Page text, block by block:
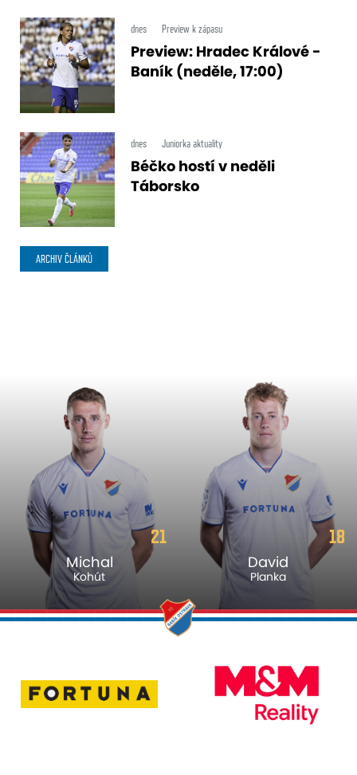
dnes Preview k zápasu
Preview: Hradec Králové -
Baník (neděle, 17:00)
dnes Juniorka aktuality
Béčko hostí v neděli
Táborsko
ARCHIV ČLÁNKŮ
21
Michal
Kohút
18
David
Planka